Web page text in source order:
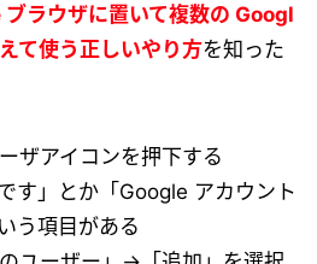
ラウザに置いて複数の Googl
て使う正しいやり方を知った
ザアイコンを押下する
す」とか「Google アカウント
う項目がある